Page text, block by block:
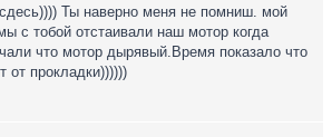
Ты наверно меня не помниш. мой
с тобой отстаивали наш мотор когда
что мотор дырявый.Время показало что
от прокладки))))))